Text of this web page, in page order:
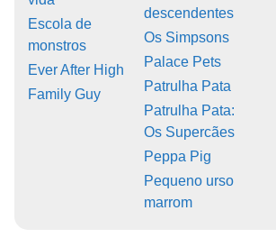
Escola de
monstros
Ever After High
Family Guy
descendentes
Os Simpsons
Palace Pets
Patrulha Pata
Patrulha Pata:
Os Supercães
Peppa Pig
Pequeno urso
marrom